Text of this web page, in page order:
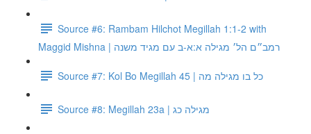
Source #6: Rambam Hilchot Megillah 1:1-2 with
Maggid Mishna | רמב״ם הל׳ מגילה א:א-ב עם מגיד משנה
Source #7: Kol Bo Megillah 45 | כל בו מגילה מה
Source #8: Megillah 23a | מגילה כג